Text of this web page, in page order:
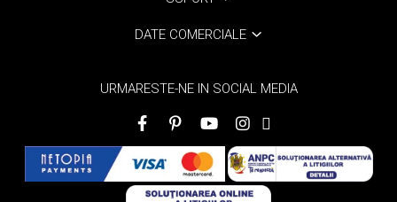
DATE COMERCIALE
URMARESTE-NE IN SOCIAL MEDIA